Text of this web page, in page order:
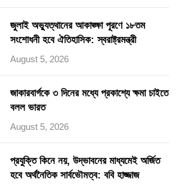
জুলাই অভ্যুত্থানের আকাঙ্ক্ষা পূরণে ১৮তম
সংশোধনী হবে ঐতিহাসিক: স্বরাষ্ট্রমন্ত্রী
August 5, 2026
জাকারবার্গকে ৩ দিনের মধ্যে প্রকাশ্যে ক্ষমা চাইতে
বলল ভারত
August 5, 2026
প্রযুক্তি কিনে নয়, উদ্ভাবনের মাধ্যমেই অর্জিত
হবে অর্থনৈতিক সার্বভৌমত্ব: ববি হাজ্জাজ